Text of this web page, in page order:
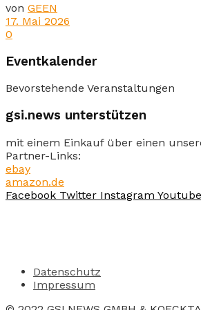
von GEEN
17. Mai 2026
0
Eventkalender
Bevorstehende Veranstaltungen
gsi.news unterstützen
mit einem Einkauf über einen
Partner-Links:
ebay
amazon.de
Facebook Twitter Instagram Youtube
Datenschutz
Impressum